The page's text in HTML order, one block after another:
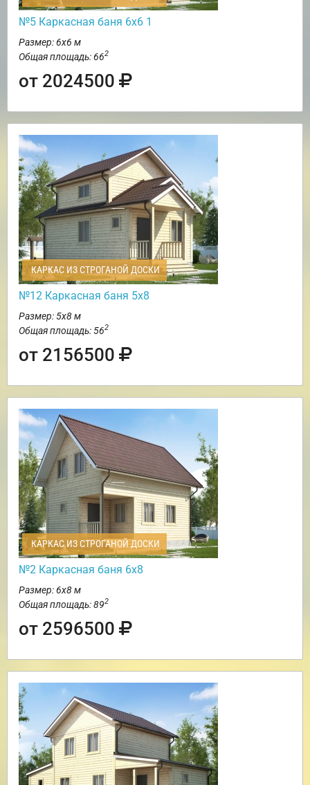
№5 Каркасная баня 6х6 1
Размер: 6х6 м
Общая площадь: 662
от 2024500
КАРКАС ИЗ СТРОГАНОЙ ДОСКИ
№12 Каркасная баня 5х8
Размер: 5х8 м
Общая площадь: 562
от 2156500
КАРКАС ИЗ СТРОГАНОЙ ДОСКИ
№2 Каркасная баня 6х8
Размер: 6х8 м
Общая площадь: 892
от 2596500